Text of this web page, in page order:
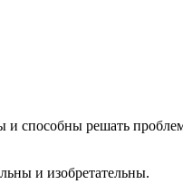
способны решать
и изобретательны.